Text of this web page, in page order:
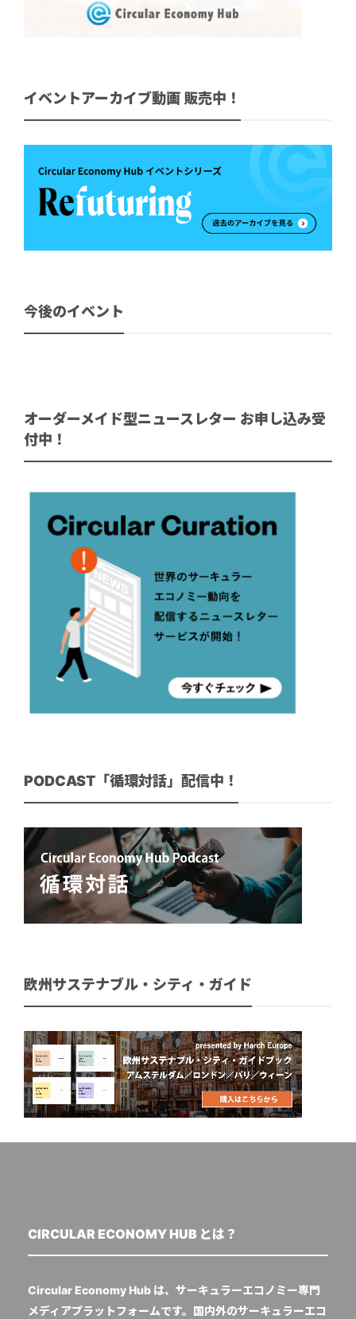
イベントアーカイブ動画 販売中！
今後のイベント
オーダーメイド型ニュースレター お申し込み受
付中！
PODCAST「循環対話」配信中！
欧州サステナブル・シティ・ガイド
CIRCULAR ECONOMY HUB とは？
Circular Economy Hub は、サーキュラーエコノミー専門
メディアプラットフォームです。国内外のサーキュラーエコ